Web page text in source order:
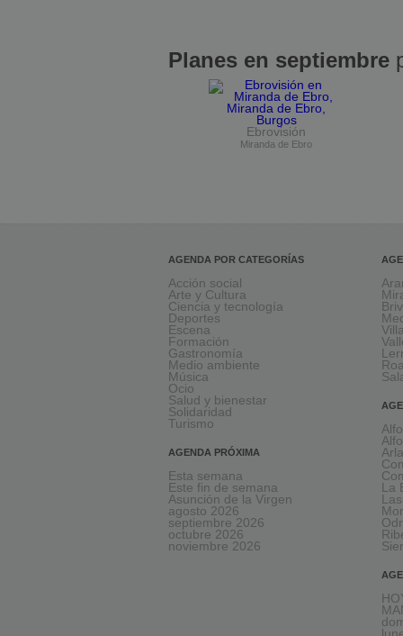
Planes en septiembre
Ebrovisión
Miranda de Ebro
AGENDA POR CATEGORÍAS
Acción social
Arte y Cultura
Ciencia y tecnología
Deportes
Escena
Formación
Gastronomía
Medio ambiente
Música
Ocio
Salud y bienestar
Solidaridad
Turismo
AGENDA PRÓXIMA
Esta semana
Este fin de semana
Asunción de la Virgen
agosto 2026
septiembre 2026
octubre 2026
noviembre 2026
La